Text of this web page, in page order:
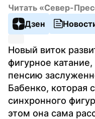
Читать «Север-
Дзен
Новый виток
фигурное
пенсию
Бабенко, которая
синхронного
этом она сама